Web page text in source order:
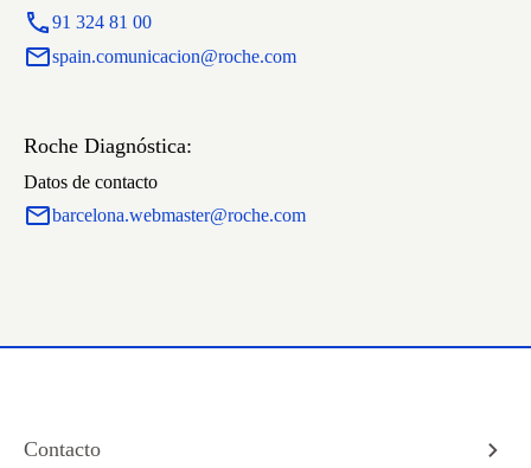
91 324 81 00
spain.comunicacion@roche.com
Roche Diagnóstica:
Datos de contacto
barcelona.webmaster@roche.com
Contacto